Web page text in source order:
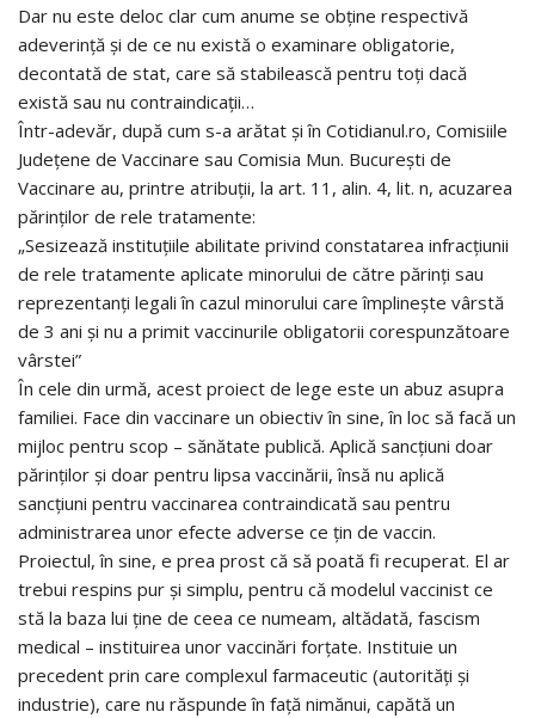
Dar nu este deloc clar cum anume se obține respectivă
adeverință și de ce nu există o examinare obligatorie,
decontată de stat, care să stabilească pentru toți dacă
există sau nu contraindicații…
Într-adevăr, după cum s-a arătat și în Cotidianul.ro, Comisiile
Județene de Vaccinare sau Comisia Mun. București de
Vaccinare au, printre atribuții, la art. 11, alin. 4, lit. n, acuzarea
părinților de rele tratamente:
„Sesizează instituțiile abilitate privind constatarea infracțiunii
de rele tratamente aplicate minorului de către părinți sau
reprezentanți legali în cazul minorului care împlinește vârstă
de 3 ani și nu a primit vaccinurile obligatorii corespunzătoare
vârstei”
În cele din urmă, acest proiect de lege este un abuz asupra
familiei. Face din vaccinare un obiectiv în sine, în loc să facă un
mijloc pentru scop – sănătate publică. Aplică sancțiuni doar
părinților și doar pentru lipsa vaccinării, însă nu aplică
sancțiuni pentru vaccinarea contraindicată sau pentru
administrarea unor efecte adverse ce țin de vaccin.
Proiectul, în sine, e prea prost că să poată fi recuperat. El ar
trebui respins pur și simplu, pentru că modelul vaccinist ce
stă la baza lui ține de ceea ce numeam, altădată, fascism
medical – instituirea unor vaccinări forțate. Instituie un
precedent prin care complexul farmaceutic (autorități și
industrie), care nu răspunde în față nimănui, capătă un